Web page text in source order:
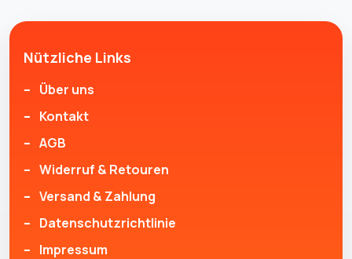
Nützliche Links
Über uns
Kontakt
AGB
Widerruf & Retouren
Versand & Zahlung
Datenschutzrichtlinie
Impressum